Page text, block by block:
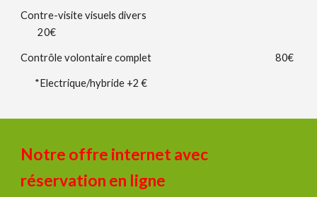
Contre-visite visuels divers
20€
Contrôle volontaire complet 80€
*Electrique/hybride +2 €
Notre offre internet avec
réservation en ligne